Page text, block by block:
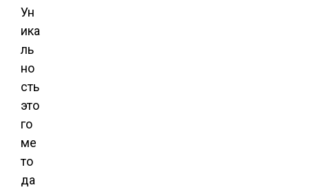
Ун
ика
ль
но
сть
это
го
ме
то
да